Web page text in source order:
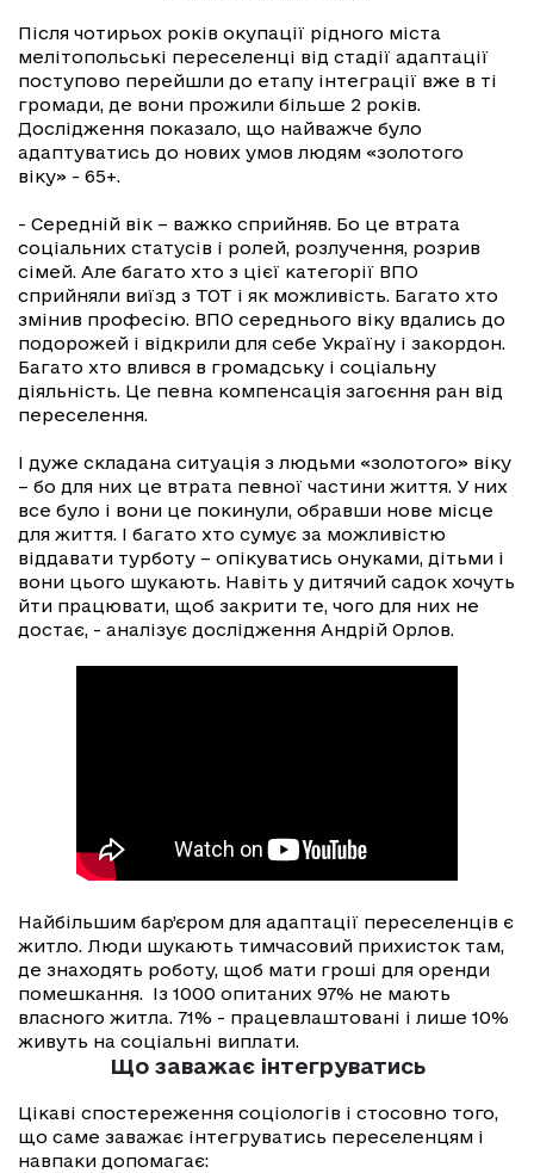
Після чотирьох років окупації рідного міста
мелітопольські переселенці від стадії адаптації
поступово перейшли до етапу інтеграції вже в ті
громади, де вони прожили більше 2 років.
Дослідження показало, що найважче було
адаптуватись до нових умов людям «золотого
віку» - 65+.
- Середній вік – важко сприйняв. Бо це втрата
соціальних статусів і ролей, розлучення, розрив
сімей. Але багато хто з цієї категорії ВПО
сприйняли виїзд з ТОТ і як можливість. Багато хто
змінив професію. ВПО середнього віку вдались до
подорожей і відкрили для себе Україну і закордон.
Багато хто влився в громадську і соціальну
діяльність. Це певна компенсація загоєння ран від
переселення.
І дуже складана ситуація з людьми «золотого» віку
– бо для них це втрата певної частини життя. У них
все було і вони це покинули, обравши нове місце
для життя. І багато хто сумує за можливістю
віддавати турботу – опікуватись онуками, дітьми і
вони цього шукають. Навіть у дитячий садок хочуть
йти працювати, щоб закрити те, чого для них не
достає, - аналізує дослідження Андрій Орлов.
Найбільшим бар’єром для адаптації переселенців є
житло. Люди шукають тимчасовий прихисток там,
де знаходять роботу, щоб мати гроші для оренди
помешкання. Із 1000 опитаних 97% не мають
власного житла. 71% - працевлаштовані і лише 10%
живуть на соціальні виплати.
Що заважає інтегруватись
Цікаві спостереження соціологів і стосовно того,
що саме заважає інтегруватись переселенцям і
навпаки допомагає: